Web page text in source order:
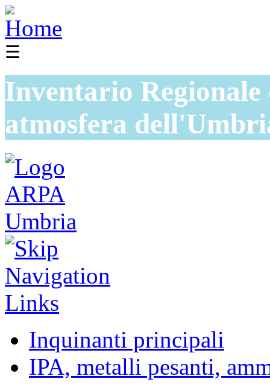
☰
Inventario
atmosfera
Inquinanti principali
IPA, metalli pesanti,